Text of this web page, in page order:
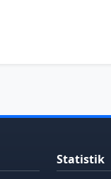
Statistik